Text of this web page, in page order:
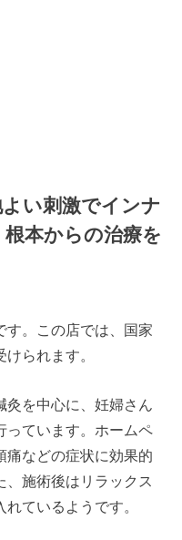
い刺激でインナ
本からの治療を
す。この店では、国家
られます。
灸を中心に、妊婦さん
っています。ホームペ
痛などの症状に効果的
、施術後はリラックス
ているようです。